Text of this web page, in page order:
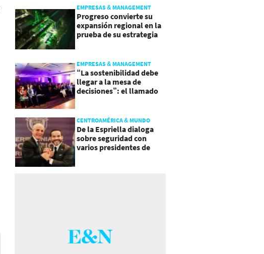
EMPRESAS & MANAGEMENT
Progreso convierte su
expansión regional en la
prueba de su estrategia
EMPRESAS & MANAGEMENT
“La sostenibilidad debe
llegar a la mesa de
decisiones”: el llamado
CENTROAMÉRICA & MUNDO
De la Espriella dialoga
sobre seguridad con
varios presidentes de